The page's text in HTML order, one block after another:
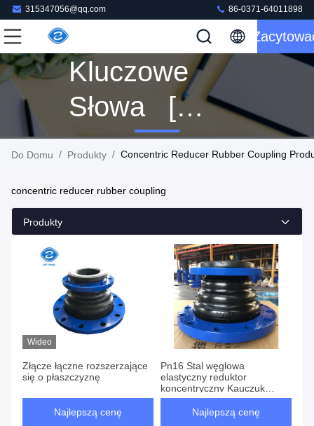
315347056@qq.com 86-0371-64011898
Kluczowe
Słowa [
Concentric
Rubber
Coupling ]
Dopasowanie
12 Produkty
Do Domu / Produkty / Concentric Reducer Rubber Coupling
concentric reducer rubber coupling
Produkty
Wideo
Złącze łączne rozszerzające
się o płaszczyznę
Najlepszą cenę
Pn16 Stal węglowa
elastyczny reduktor
koncentryczny Kauczuk
sprzęgłowe ss elastyczny
kanał miotaczy
Najlepszą cenę